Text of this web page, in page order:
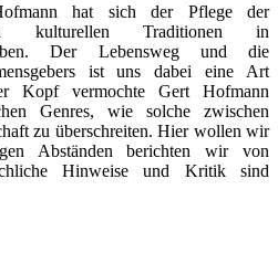
hat sich der Pflege der
kulturellen Traditionen in
Der Lebensweg und die
ist uns dabei eine Art
Kopf vermochte Gert Hofmann
Genres, wie solche zwischen
zu überschreiten. Hier wollen wir
Abständen berichten wir von
Hinweise und Kritik sind